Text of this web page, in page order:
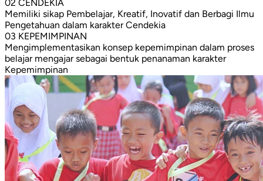
02 CENDEKIA
Memiliki sikap Pembelajar, Kreatif, Inovatif dan Berbagi Ilmu
Pengetahuan dalam karakter Cendekia
03 KEPEMIMPINAN
Mengimplementasikan konsep kepemimpinan dalam proses
belajar mengajar sebagai bentuk penanaman karakter
Kepemimpinan